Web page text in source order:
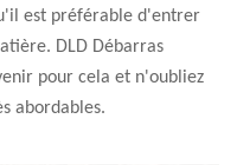
est préférable d'entrer
DLD Débarras
pour cela et n'oubliez
abordables.